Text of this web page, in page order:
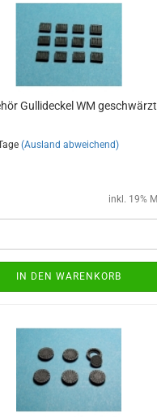
Gullideckel WM
(Ausland abweichend)
inkl. 19%
IN DEN WARENKORB